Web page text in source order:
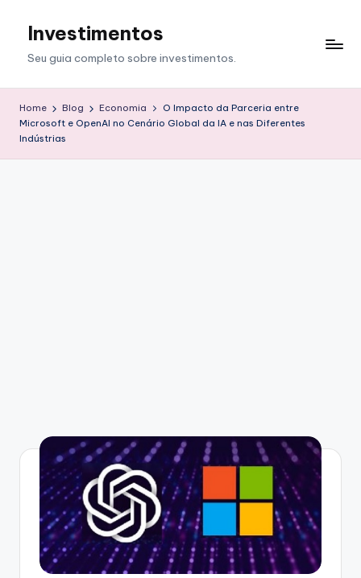
Investimentos
Seu guia completo sobre investimentos.
Home Blog Economia
O Impacto da Parceria entre
Microsoft e OpenAI no Cenário Global da IA e nas Diferentes
Indústrias